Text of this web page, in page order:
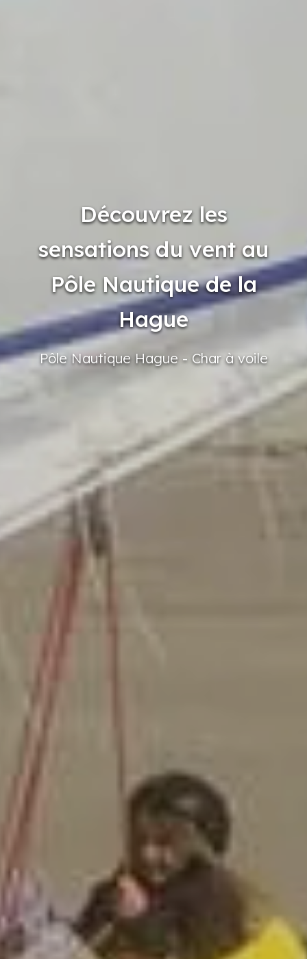
Découvrez les
sensations du vent au
Pôle Nautique de la
Hague
Pôle Nautique Hague - Char à voile